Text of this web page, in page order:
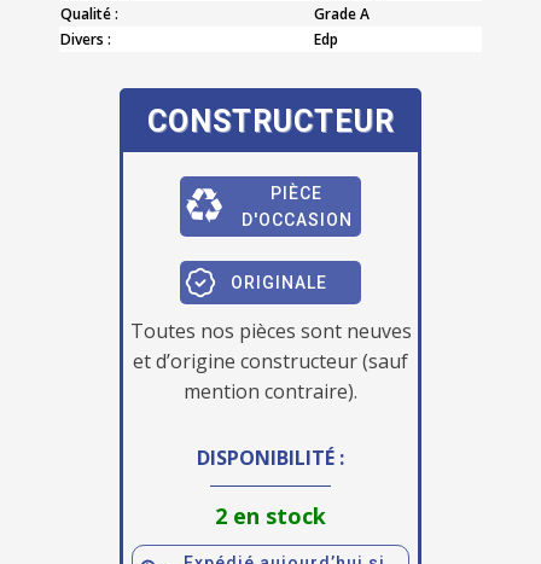
Qualité :
Grade A
Divers :
Edp
CONSTRUCTEUR
PIÈCE
D'OCCASION
ORIGINALE
Toutes nos pièces sont neuves
et d’origine constructeur (sauf
mention contraire).
DISPONIBILITÉ :
2 en stock